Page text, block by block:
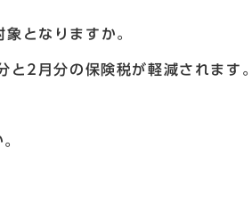
となりますか。
2月分の保険税が軽減されます。